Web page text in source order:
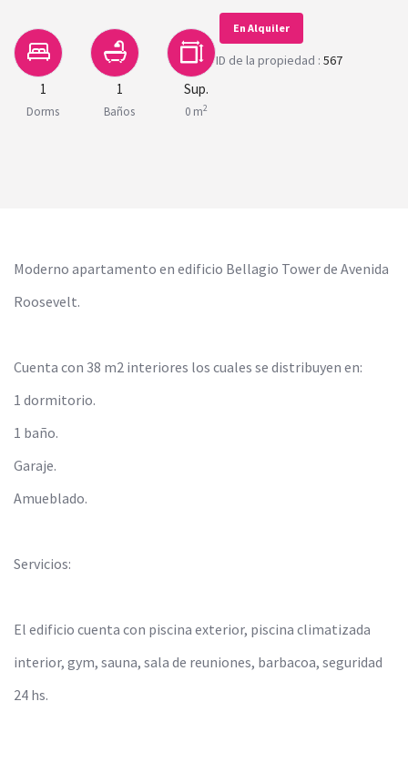
1
Dorms
1
Baños
Sup.
0 m2
En Alquiler
ID de la propiedad : 567
Moderno apartamento en edificio Bellagio Tower de Avenida
Roosevelt.
Cuenta con 38 m2 interiores los cuales se distribuyen en:
1 dormitorio.
1 baño.
Garaje.
Amueblado.
Servicios:
El edificio cuenta con piscina exterior, piscina climatizada
interior, gym, sauna, sala de reuniones, barbacoa, seguridad
24 hs.